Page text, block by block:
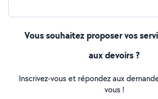
Vous souhaitez proposer vos
aux devoirs ?
Inscrivez-vous et répondez aux
vous !